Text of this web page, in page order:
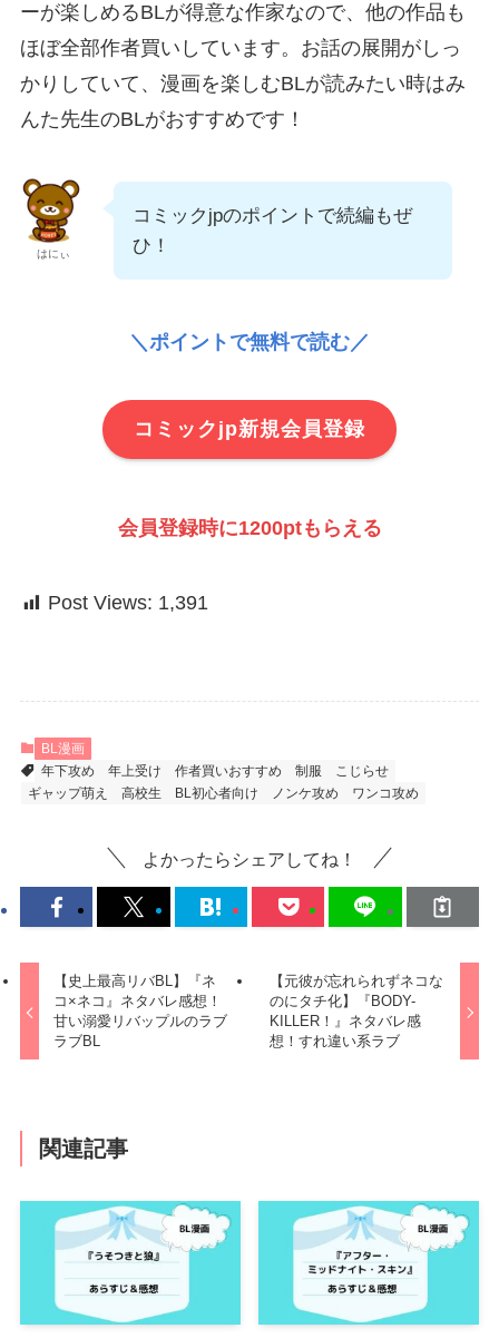
ーが楽しめるBLが得意な作家なので、他の作品も
ほぼ全部作者買いしています。お話の展開がしっ
かりしていて、漫画を楽しむBLが読みたい時はみ
んた先生のBLがおすすめです！
はにぃ
コミックjpのポイントで続編もぜ
ひ！
＼ポイントで無料で読む／
コミックjp新規会員登録
会員登録時に1200ptもらえる
Post Views: 1,391
BL漫画
年下攻め
年上受け 作者買いおすすめ 制服
こじらせ
ギャップ萌え
高校生 BL初心者向け ノンケ攻め ワンコ攻め
よかったらシェアしてね！
【史上最高リバBL】『ネ
コ×ネコ』ネタバレ感想！
甘い溺愛リバップルのラブ
ラブBL
【元彼が忘れられずネコな
のにタチ化】『BODY-
KILLER！』ネタバレ感
想！すれ違い系ラブ
関連記事